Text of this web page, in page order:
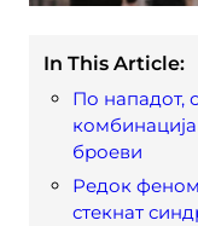
In This Article:
По нападот,
броеви
Редок
стекнат